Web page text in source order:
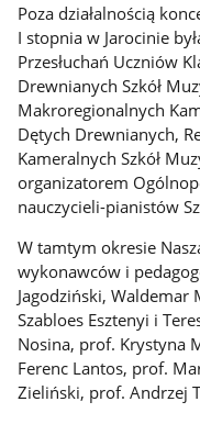
Poza działalnością
I stopnia w Jarocinie
Przesłuchań Uczniów
Drewnianych Szkół
Makroregionalnych
Dętych Drewnianych,
Kameralnych Szkół
organizatorem
nauczycieli-pianistów
W tamtym okresie
wykonawców i
Jagodziński,
Szabloes Esztenyi i
Nosina, prof. Krystyna
Ferenc Lantos, prof.
Zieliński, prof. Andrzej